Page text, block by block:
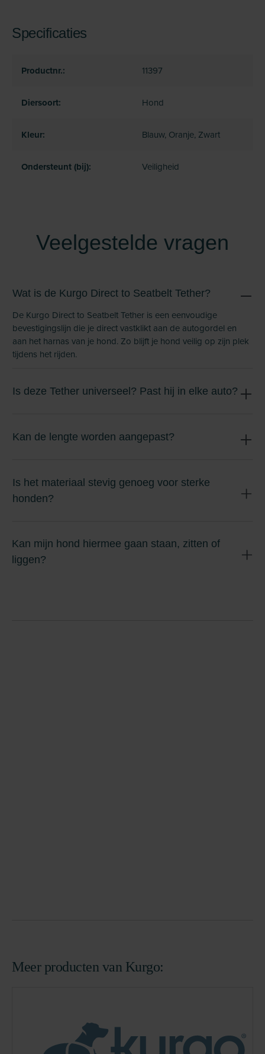
Specificaties
Productnr.: 11397
Diersoort: Hond
Kleur: Blauw, Oranje, Zwart
Ondersteunt (bij): Veiligheid
Veelgestelde vragen
Wat is de Kurgo Direct to Seatbelt Tether?
De Kurgo Direct to Seatbelt Tether is een eenvoudige
bevestigingslijn die je direct vastklikt aan de autogordel en
aan het harnas van je hond. Zo blijft je hond veilig op zijn plek
tijdens het rijden.
Is deze Tether universeel? Past hij in elke auto?
Kan de lengte worden aangepast?
Is het materiaal stevig genoeg voor sterke
honden?
Kan mijn hond hiermee gaan staan, zitten of
liggen?
Meer producten van Kurgo: